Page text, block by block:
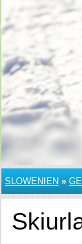
SLOWENIEN »